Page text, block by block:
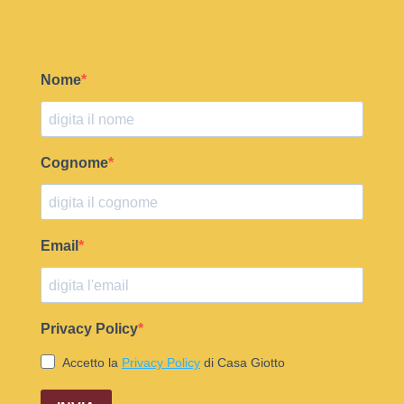
Nome
Cognome
Email
Privacy Policy
Accetto la Privacy Policy di Casa Giotto